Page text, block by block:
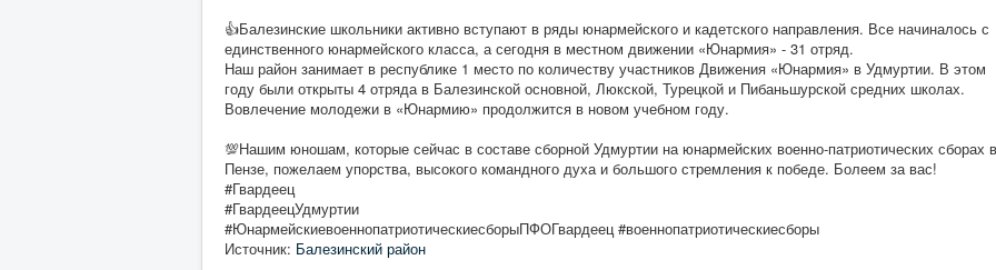
👍Балезинские школьники активно вступают в ряды юнармейского и кадетского направления. Все начиналось с
единственного юнармейского класса, а сегодня в местном движении «Юнармия» - 31 отряд.
Наш район занимает в республике 1 место по количеству участников Движения «Юнармия» в Удмуртии. В этом
году были открыты 4 отряда в Балезинской основной, Люкской, Турецкой и Пибаньшурской средних школах.
Вовлечение молодежи в «Юнармию» продолжится в новом учебном году.
💯Нашим юношам, которые сейчас в составе сборной Удмуртии на юнармейских военно-патриотических сборах в
Пензе, пожелаем упорства, высокого командного духа и большого стремления к победе. Болеем за вас!
#Гвардеец
#ГвардеецУдмуртии
#ЮнармейскиевоеннопатриотическиесборыПФОГвардеец #военнопатриотическиесборы
Источник: Балезинский район